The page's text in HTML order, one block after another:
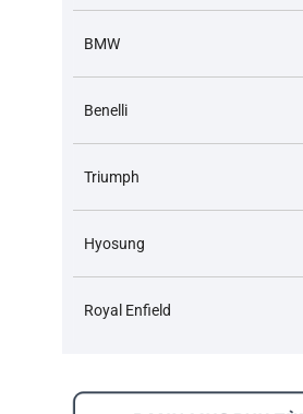
BMW
Benelli
Triumph
Hyosung
Royal Enfield